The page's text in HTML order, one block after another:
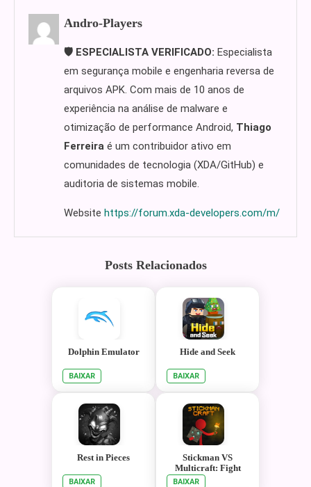
Andro-Players
🛡️ ESPECIALISTA VERIFICADO: Especialista
em segurança mobile e engenharia reversa de
arquivos APK. Com mais de 10 anos de
experiência na análise de malware e
otimização de performance Android, Thiago
Ferreira é um contribuidor ativo em
comunidades de tecnologia (XDA/GitHub) e
auditoria de sistemas mobile.
Website https://forum.xda-developers.com/m/
Posts Relacionados
Dolphin Emulator
BAIXAR
Hide and Seek
BAIXAR
Rest in Pieces
BAIXAR
Stickman VS
Multicraft: Fight
Pocket Craft
BAIXAR